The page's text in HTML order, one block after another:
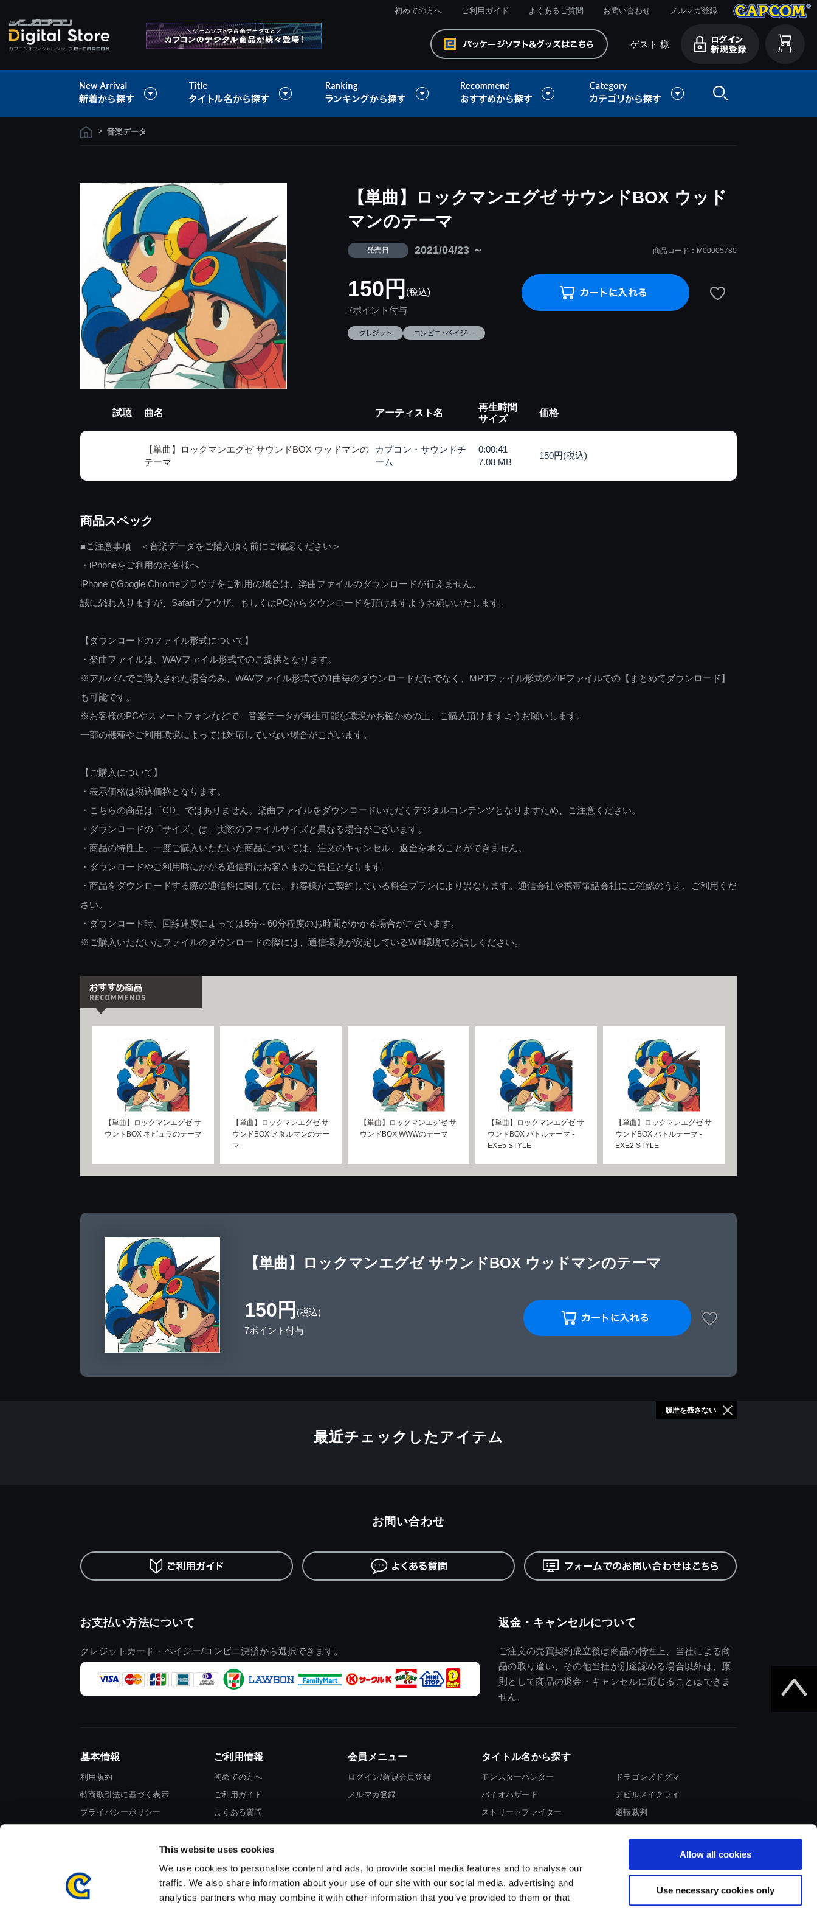
This website uses cookies
We use cookies to personalise content and ads, to provide social media features and to analyse our
traffic. We also share information about your use of our site with our social media, advertising and
analytics partners who may combine it with other information that you’ve provided to them or that
Allow all cookies
Use necessary cookies only
初めての方へ ご利用ガイド よくあるご質問 お問い合わせ メルマガ登録
ゲスト 様
> 音楽データ
【単曲】ロックマンエグゼ サウンドBOX ウッド
マンのテーマ
発売日 2021/04/23 ～ 商品コード：M00005780
150円 (税込)
7ポイント付与
試聴 曲名 アーティスト名
再生時間
サイズ
価格
【単曲】ロックマンエグゼ サウンドBOX ウッドマンの
テーマ
カプコン・サウンドチ
ーム
0:00:41
7.08 MB
150円(税込)
商品スペック
■ご注意事項 ＜音楽データをご購入頂く前にご確認ください＞
・iPhoneをご利用のお客様へ
iPhoneでGoogle Chromeブラウザをご利用の場合は、楽曲ファイルのダウンロードが行えません。
誠に恐れ入りますが、Safariブラウザ、もしくはPCからダウンロードを頂けますようお願いいたします。
【ダウンロードのファイル形式について】
・楽曲ファイルは、WAVファイル形式でのご提供となります。
※アルバムでご購入された場合のみ、WAVファイル形式での1曲毎のダウンロードだけでなく、MP3ファイル形式のZIPファイルでの【まとめてダウンロード】
も可能です。
※お客様のPCやスマートフォンなどで、音楽データが再生可能な環境かお確かめの上、ご購入頂けますようお願いします。
一部の機種やご利用環境によっては対応していない場合がございます。
【ご購入について】
・表示価格は税込価格となります。
・こちらの商品は「CD」ではありません。楽曲ファイルをダウンロードいただくデジタルコンテンツとなりますため、ご注意ください。
・ダウンロードの「サイズ」は、実際のファイルサイズと異なる場合がございます。
・商品の特性上、一度ご購入いただいた商品については、注文のキャンセル、返金を承ることができません。
・ダウンロードやご利用時にかかる通信料はお客さまのご負担となります。
・商品をダウンロードする際の通信料に関しては、お客様がご契約している料金プランにより異なります。通信会社や携帯電話会社にご確認のうえ、ご利用くだ
さい。
・ダウンロード時、回線速度によっては5分～60分程度のお時間がかかる場合がございます。
※ご購入いただいたファイルのダウンロードの際には、通信環境が安定しているWifi環境でお試しください。
【単曲】ロックマンエグゼ サ
ウンドBOX ネビュラのテーマ
【単曲】ロックマンエグゼ サ
ウンドBOX メタルマンのテー
マ
【単曲】ロックマンエグゼ サ
ウンドBOX WWWのテーマ
【単曲】ロックマンエグゼ サ
ウンドBOX バトルテーマ -
EXE5 STYLE-
【単曲】ロックマンエグゼ サ
ウンドBOX バトルテーマ -
EXE2 STYLE-
【単曲】ロックマンエグゼ サウンドBOX ウッドマンのテーマ
150円 (税込)
7ポイント付与
最近チェックしたアイテム
履歴を残さない
お支払い方法について
クレジットカード・ペイジー/コンビニ決済から選択できます。
返金・キャンセルについて
ご注文の売買契約成立後は商品の特性上、当社による商
品の取り違い、その他当社が別途認める場合以外は、原
則として商品の返金・キャンセルに応じることはできま
せん。
お問い合わせ
基本情報
利用規約
特商取引法に基づく表示
プライバシーポリシー
ご利用情報
初めての方へ
ご利用ガイド
よくある質問
会員メニュー
ログイン/新規会員登録
メルマガ登録
タイトル名から探す
モンスターハンター
バイオハザード
ストリートファイター
ドラゴンズドグマ
デビルメイクライ
逆転裁判